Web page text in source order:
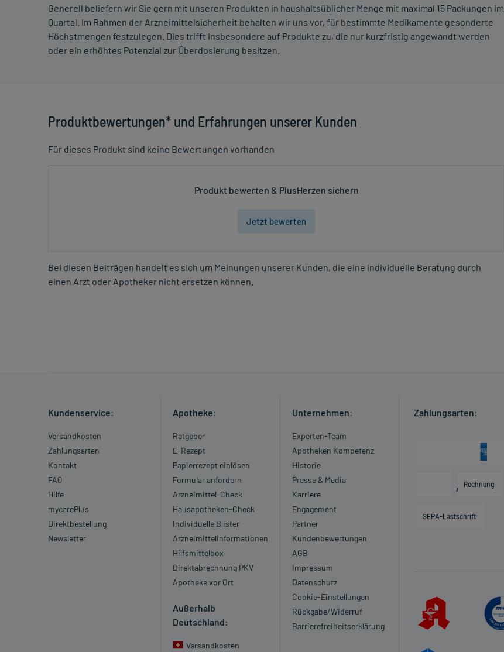
Generell beliefern wir Sie gern mit unseren Produkten in haushaltsüblicher Menge mit maximal 15 Packungen im
Quartal. Im Rahmen der Arzneimittelsicherheit behalten wir uns vor, für bestimmte Medikamente gesonderte
Höchstmengen festzulegen. Dies trifft insbesondere auf Produkte zu, die nur kurzfristig angewandt werden
oder ein erhöhtes Potenzial zur Überdosierung besitzen.
Produktbewertungen* und Erfahrungen unserer Kunden
Für dieses Produkt sind keine Bewertungen vorhanden
Produkt bewerten & PlusHerzen sichern
Jetzt bewerten
Bei diesen Beiträgen handelt es sich um Meinungen unserer Kunden, die eine individuelle Beratung durch
einen Arzt oder Apotheker nicht ersetzen können.
Kundenservice:
Versandkosten
Zahlungsarten
Kontakt
FAQ
Hilfe
mycarePlus
Direktbestellung
Newsletter
Apotheke:
Ratgeber
E-Rezept
Papierrezept einlösen
Formular anfordern
Arzneimittel-Check
Hausapotheken-Check
Individuelle Blister
Arzneimittelinformationen
Hilfsmittelbox
Direktabrechnung PKV
Apotheke vor Ort
Außerhalb
Deutschland:
Versandkosten
Unternehmen:
Experten-Team
Apotheken Kompetenz
Historie
Presse & Media
Karriere
Engagement
Partner
Kundenbewertungen
AGB
Impressum
Datenschutz
Cookie-Einstellungen
Rückgabe/Widerruf
Barrierefreiheitserklärung
Zahlungsarten:
Rechnung
SEPA-Lastschrift